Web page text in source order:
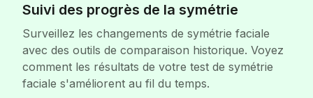
Suivi des progrès de la symétrie
Surveillez les changements de symétrie faciale
avec des outils de comparaison historique. Voyez
comment les résultats de votre test de symétrie
faciale s'améliorent au fil du temps.